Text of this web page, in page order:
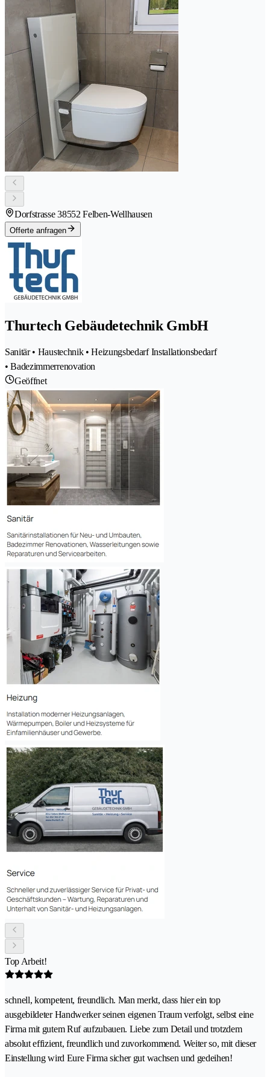
Dorfstrasse 38552 Felben-Wellhausen
Offerte anfragen
Thurtech Gebäudetechnik GmbH
Sanitär • Haustechnik • Heizungsbedarf Installationsbedarf
• Badezimmerrenovation
Geöffnet
Top Arbeit!
schnell, kompetent, freundlich. Man merkt, dass hier ein top
ausgebildeter Handwerker seinen eigenen Traum verfolgt, selbst eine
Firma mit gutem Ruf aufzubauen. Liebe zum Detail und trotzdem
absolut effizient, freundlich und zuvorkommend. Weiter so, mit dieser
Einstellung wird Eure Firma sicher gut wachsen und gedeihen!